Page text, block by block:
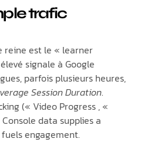
trafic
reine est le « learner
signale à Google
parfois plusieurs heures,
Session Duration.
(« Video Progress , «
data supplies a
engagement.